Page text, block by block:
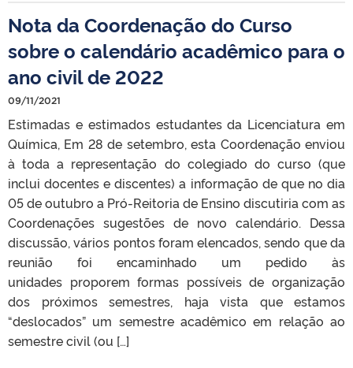
Nota da Coordenação do Curso
sobre o calendário acadêmico para o
ano civil de 2022
09/11/2021
Estimadas e estimados estudantes da Licenciatura em
Química, Em 28 de setembro, esta Coordenação enviou
à toda a representação do colegiado do curso (que
inclui docentes e discentes) a informação de que no dia
05 de outubro a Pró-Reitoria de Ensino discutiria com as
Coordenações sugestões de novo calendário. Dessa
discussão, vários pontos foram elencados, sendo que da
reunião foi encaminhado um pedido às
unidades proporem formas possíveis de organização
dos próximos semestres, haja vista que estamos
“deslocados” um semestre acadêmico em relação ao
semestre civil (ou […]